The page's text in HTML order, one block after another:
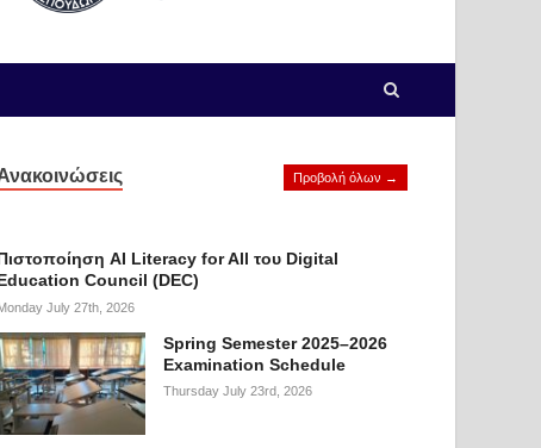
Προβολή όλων →
AI Literacy for All του Digital
Council (DEC)
July 27th, 2026
Spring Semester 2025–2026
Examination Schedule
Thursday July 23rd, 2026